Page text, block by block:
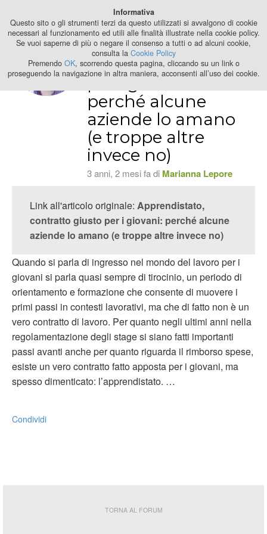
2024
Apprendistato,
contratto giusto
per i giovani:
perché alcune
aziende lo amano
(e troppe altre
invece no)
3 anni, 2 mesi fa di Marianna Lepore
Link all'articolo originale: Apprendistato,
contratto giusto per i giovani: perché alcune
aziende lo amano (e troppe altre invece no)
Quando si parla di ingresso nel mondo del lavoro per i
giovani si parla quasi sempre di tirocinio, un periodo di
orientamento e formazione che consente di muovere i
primi passi in contesti lavorativi, ma che di fatto non è un
vero contratto di lavoro. Per quanto negli ultimi anni nella
regolamentazione degli stage si siano fatti importanti
passi avanti anche per quanto riguarda il rimborso spese,
esiste un vero contratto fatto apposta per i giovani, ma
spesso dimenticato: l’apprendistato. …
Condividi
TORNA AL FORUM
Informativa
Questo sito o gli strumenti terzi da questo utilizzati si avvalgono di cookie
necessari al funzionamento ed utili alle finalità illustrate nella cookie policy.
Se vuoi saperne di più o negare il consenso a tutti o ad alcuni cookie,
consulta la Cookie Policy
Premendo OK, scorrendo questa pagina, cliccando su un link o
proseguendo la navigazione in altra maniera, acconsenti all’uso dei cookie.